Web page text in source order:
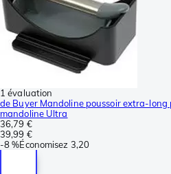
1 évaluation
de Buyer Mandoline poussoir extra-long
mandoline Ultra
36,79 €
39,99 €
-8 %Économisez 3,20